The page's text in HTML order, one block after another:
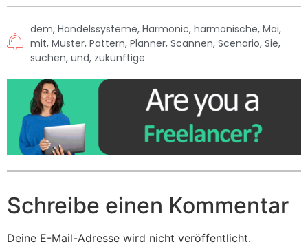
dem, Handelssysteme, Harmonic, harmonische, Mai,
mit, Muster, Pattern, Planner, Scannen, Scenario, Sie,
suchen, und, zukünftige
Schreibe einen Kommentar
Deine E-Mail-Adresse wird nicht veröffentlicht.